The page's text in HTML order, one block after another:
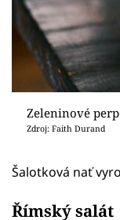
Zeleninové
Zdroj: Faith Durand
Šalotková nať
Římský salát